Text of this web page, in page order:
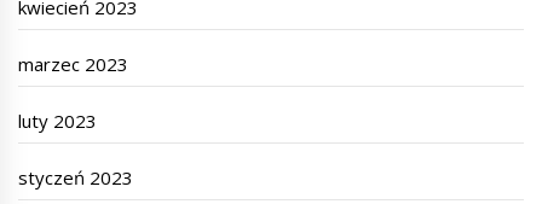
kwiecień 2023
marzec 2023
luty 2023
styczeń 2023